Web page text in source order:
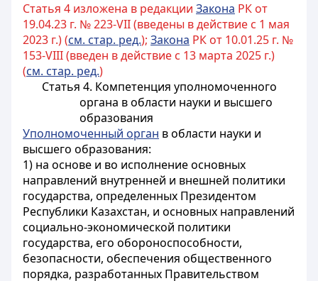
Статья 4 изложена в редакции Закона РК от
19.04.23 г. № 223-VII (введены в действие с 1 мая
2023 г.) (см. стар. ред.); Закона РК от 10.01.25 г. №
153-VIII (введен в действие с 13 марта 2025 г.)
(см. стар. ред.)
Статья 4. Компетенция уполномоченного
органа в области науки и высшего
образования
Уполномоченный орган в области науки и
высшего образования:
1) на основе и во исполнение основных
направлений внутренней и внешней политики
государства, определенных Президентом
Республики Казахстан, и основных направлений
социально-экономической политики
государства, его обороноспособности,
безопасности, обеспечения общественного
порядка, разработанных Правительством